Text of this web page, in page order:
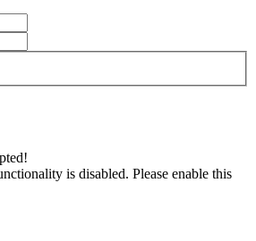
is disabled. Please enable this